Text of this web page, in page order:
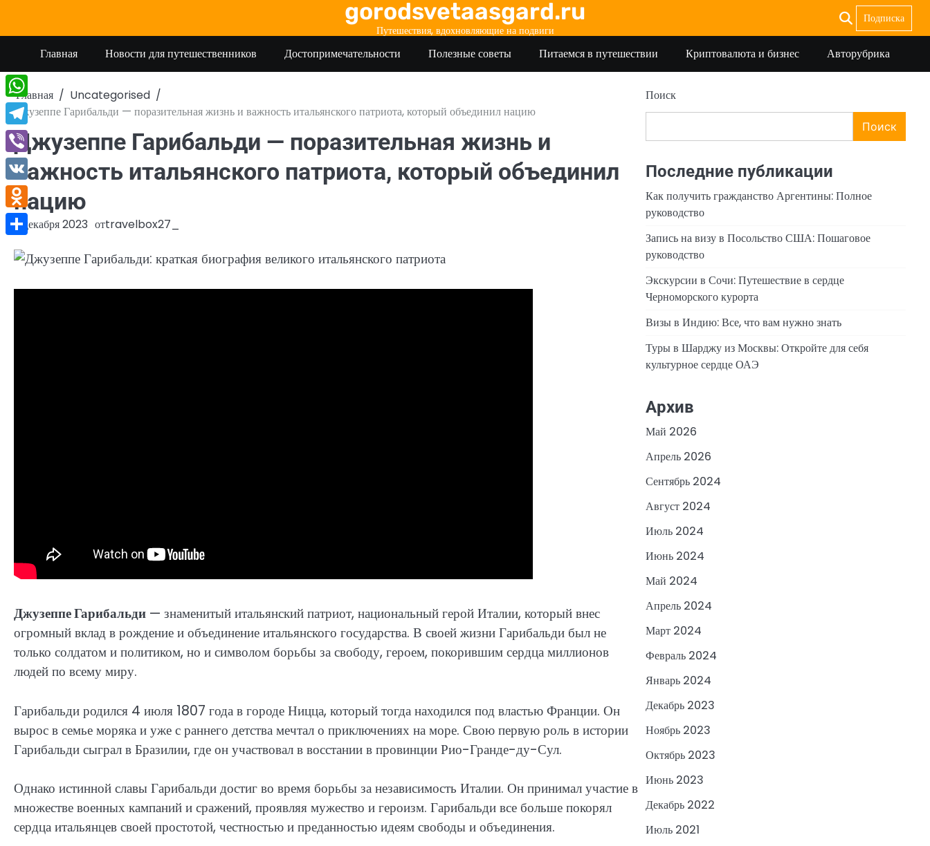
содержимому
gorodsvetaasgard.ru
Путешествия, вдохновляющие на подвиги
Подписка
Главная Новости для путешественников Достопримечательности Полезные советы Питаемся в путешествии Криптовалюта и бизнес Авторубрика
Главная
Uncategorised
Джузеппе Гарибальди — поразительная жизнь и важность итальянского патриота, который объединил нацию
Джузеппе Гарибальди — поразительная жизнь и
важность итальянского патриота, который объединил
нацию
2 декабря 2023 отtravelbox27_
Джузеппе Гарибальди — знаменитый итальянский патриот, национальный герой Италии, который внес
огромный вклад в рождение и объединение итальянского государства. В своей жизни Гарибальди был не
только солдатом и политиком, но и символом борьбы за свободу, героем, покорившим сердца миллионов
людей по всему миру.
Гарибальди родился 4 июля 1807 года в городе Ницца, который тогда находился под властью Франции. Он
вырос в семье моряка и уже с раннего детства мечтал о приключениях на море. Свою первую роль в истории
Гарибальди сыграл в Бразилии, где он участвовал в восстании в провинции Рио-Гранде-ду-Сул.
Однако истинной славы Гарибальди достиг во время борьбы за независимость Италии. Он принимал участие в
множестве военных кампаний и сражений, проявляя мужество и героизм. Гарибальди все больше покорял
сердца итальянцев своей простотой, честностью и преданностью идеям свободы и объединения.
Поиск
Поиск
Последние публикации
Как получить гражданство Аргентины: Полное
руководство
Запись на визу в Посольство США: Пошаговое
руководство
Экскурсии в Сочи: Путешествие в сердце
Черноморского курорта
Визы в Индию: Все, что вам нужно знать
Туры в Шарджу из Москвы: Откройте для себя
культурное сердце ОАЭ
Архив
Май 2026
Апрель 2026
Сентябрь 2024
Август 2024
Июль 2024
Июнь 2024
Май 2024
Апрель 2024
Март 2024
Февраль 2024
Январь 2024
Декабрь 2023
Ноябрь 2023
Октябрь 2023
Июнь 2023
Декабрь 2022
Июль 2021
WhatsApp
Telegram
Viber
VK
Odnoklassniki
Отправить